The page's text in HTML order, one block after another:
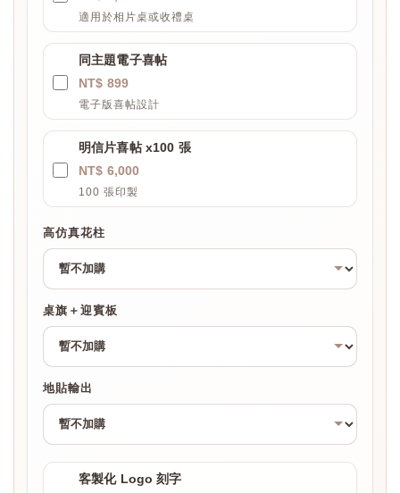
適用於相片桌或收禮桌
同主題電子喜帖
NT$ 899
電子版喜帖設計
明信片喜帖 x100 張
NT$ 6,000
100 張印製
高仿真花柱
桌旗＋迎賓板
地貼輸出
客製化 Logo 刻字